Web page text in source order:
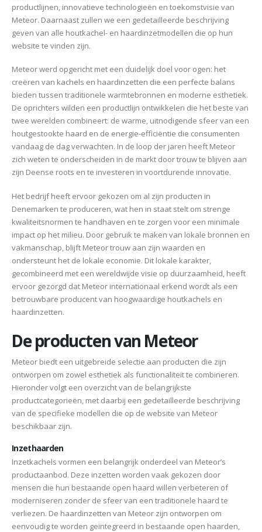
productlijnen, innovatieve technologieën en toekomstvisie van
Meteor. Daarnaast zullen we een gedetailleerde beschrijving
geven van alle houtkachel- en haardinzetmodellen die op hun
website te vinden zijn.
Meteor werd opgericht met een duidelijk doel voor ogen: het
creëren van kachels en haardinzetten die een perfecte balans
bieden tussen traditionele warmtebronnen en moderne esthetiek.
De oprichters wilden een productlijn ontwikkelen die het beste van
twee werelden combineert: de warme, uitnodigende sfeer van een
houtgestookte haard en de energie-efficiëntie die consumenten
vandaag de dag verwachten. In de loop der jaren heeft Meteor
zich weten te onderscheiden in de markt door trouw te blijven aan
zijn Deense roots en te investeren in voortdurende innovatie.
Het bedrijf heeft ervoor gekozen om al zijn producten in
Denemarken te produceren, wat hen in staat stelt om strenge
kwaliteitsnormen te handhaven en te zorgen voor een minimale
impact op het milieu. Door gebruik te maken van lokale bronnen en
vakmanschap, blijft Meteor trouw aan zijn waarden en
ondersteunt het de lokale economie. Dit lokale karakter,
gecombineerd met een wereldwijde visie op duurzaamheid, heeft
ervoor gezorgd dat Meteor internationaal erkend wordt als een
betrouwbare producent van hoogwaardige houtkachels en
haardinzetten.
De producten van Meteor
Meteor biedt een uitgebreide selectie aan producten die zijn
ontworpen om zowel esthetiek als functionaliteit te combineren.
Hieronder volgt een overzicht van de belangrijkste
productcategorieën, met daarbij een gedetailleerde beschrijving
van de specifieke modellen die op de website van Meteor
beschikbaar zijn.
Inzethaarden
Inzetkachels vormen een belangrijk onderdeel van Meteor’s
productaanbod. Deze inzetten worden vaak gekozen door
mensen die hun bestaande open haard willen verbeteren of
moderniseren zonder de sfeer van een traditionele haard te
verliezen. De haardinzetten van Meteor zijn ontworpen om
eenvoudig te worden geïntegreerd in bestaande open haarden,